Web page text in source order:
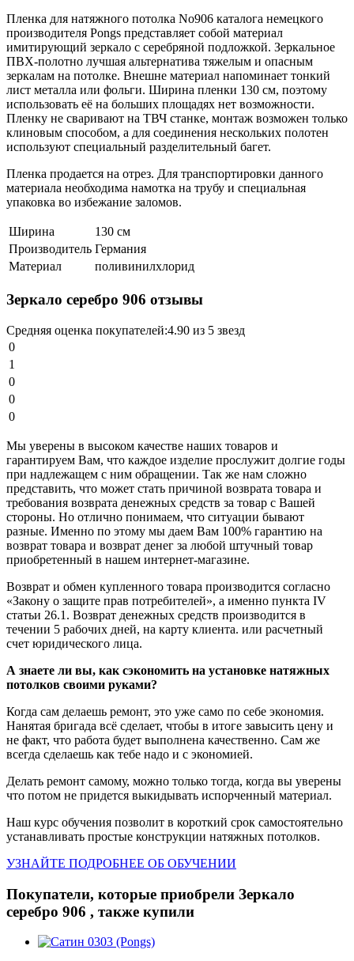
Пленка для натяжного потолка No906 каталога немецкого
производителя Pongs представляет собой материал
имитирующий зеркало с серебряной подложкой. Зеркальное
ПВХ-полотно лучшая альтернатива тяжелым и опасным
зеркалам на потолке. Внешне материал напоминает тонкий
лист металла или фольги. Ширина пленки 130 см, поэтому
использовать её на больших площадях нет возможности.
Пленку не сваривают на ТВЧ станке, монтаж возможен только
клиновым способом, а для соединения нескольких полотен
используют специальный разделительный багет.
Пленка продается на отрез. Для транспортировки данного
материала необходима намотка на трубу и специальная
упаковка во избежание заломов.
Ширина
130 см
Производитель Германия
Материал
поливинилхлорид
Зеркало серебро 906 отзывы
Средняя оценка покупателей:4.90 из 5 звезд
0
1
0
0
0
Мы уверены в высоком качестве наших товаров и
гарантируем Вам, что каждое изделие прослужит долгие годы
при надлежащем с ним обращении. Так же нам сложно
представить, что может стать причиной возврата товара и
требования возврата денежных средств за товар с Вашей
стороны. Но отлично понимаем, что ситуации бывают
разные. Именно по этому мы даем Вам 100% гарантию на
возврат товара и возврат денег за любой штучный товар
приобретенный в нашем интернет-магазине.
Возврат и обмен купленного товара производится согласно
«Закону о защите прав потребителей», а именно пункта IV
статьи 26.1. Возврат денежных средств производится в
течении 5 рабочих дней, на карту клиента. или расчетный
счет юридического лица.
А знаете ли вы, как сэкономить на установке натяжных
потолков своими руками?
Когда сам делаешь ремонт, это уже само по себе экономия.
Нанятая бригада всё сделает, чтобы в итоге завысить цену и
не факт, что работа будет выполнена качественно. Сам же
всегда сделаешь как тебе надо и с экономией.
Делать ремонт самому, можно только тогда, когда вы уверены
что потом не придется выкидывать испорченный материал.
Наш курс обучения позволит в короткий срок самостоятельно
устанавливать простые конструкции натяжных потолков.
УЗНАЙТЕ ПОДРОБНЕЕ ОБ ОБУЧЕНИИ
Покупатели, которые приобрели Зеркало
серебро 906 , также купили